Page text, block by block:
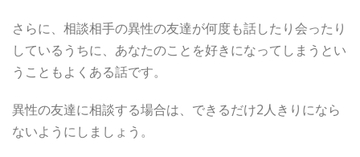
さらに、相談相手の異性の友達が何度も話したり会ったり
しているうちに、あなたのことを好きになってしまうとい
うこともよくある話です。
異性の友達に相談する場合は、できるだけ2人きりになら
ないようにしましょう。